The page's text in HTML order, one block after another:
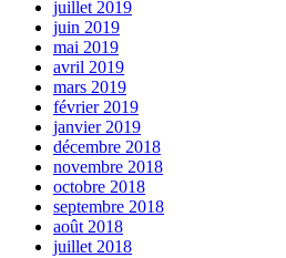
juillet 2019
juin 2019
mai 2019
avril 2019
mars 2019
février 2019
janvier 2019
décembre 2018
novembre 2018
octobre 2018
septembre 2018
août 2018
juillet 2018